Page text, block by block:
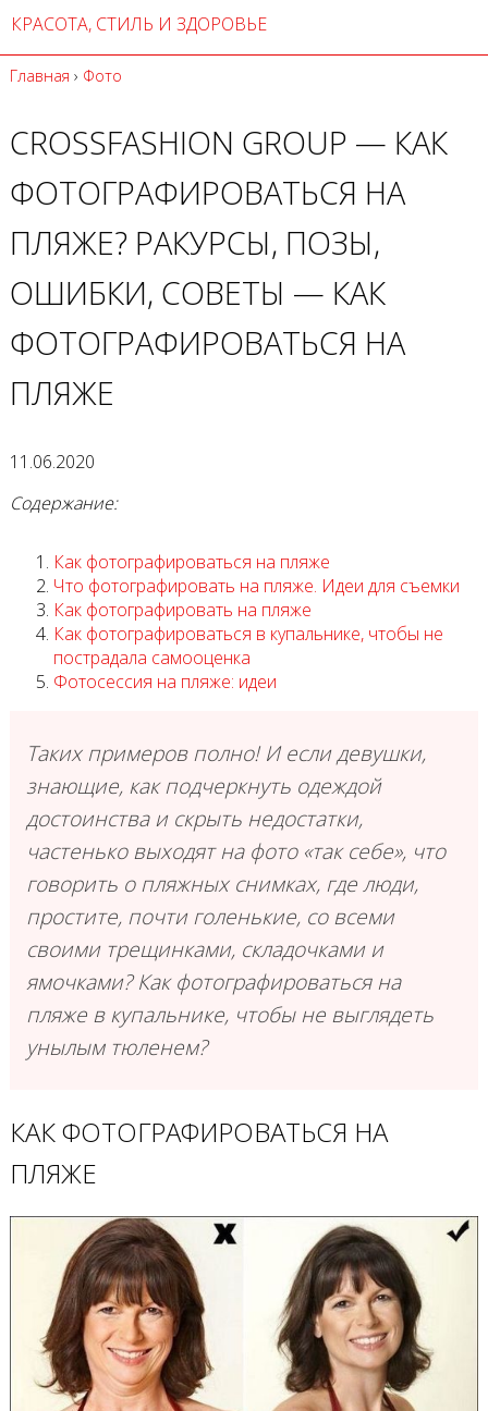
КРАСОТА, СТИЛЬ И ЗДОРОВЬЕ
Главная › Фото
CROSSFASHION GROUP — КАК
ФОТОГРАФИРОВАТЬСЯ НА
ПЛЯЖЕ? РАКУРСЫ, ПОЗЫ,
ОШИБКИ, СОВЕТЫ — КАК
ФОТОГРАФИРОВАТЬСЯ НА
ПЛЯЖЕ
11.06.2020
Содержание:
Как фотографироваться на пляже
Что фотографировать на пляже. Идеи для съемки
Как фотографировать на пляже
Как фотографироваться в купальнике, чтобы не
пострадала самооценка
Фотосессия на пляже: идеи
Таких примеров полно! И если девушки,
знающие, как подчеркнуть одеждой
достоинства и скрыть недостатки,
частенько выходят на фото «так себе», что
говорить о пляжных снимках, где люди,
простите, почти голенькие, со всеми
своими трещинками, складочками и
ямочками? Как фотографироваться на
пляже в купальнике, чтобы не выглядеть
унылым тюленем?
КАК ФОТОГРАФИРОВАТЬСЯ НА
ПЛЯЖЕ